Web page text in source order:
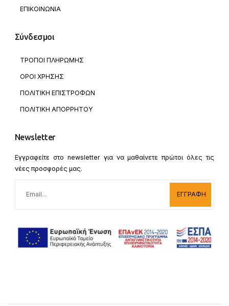
ΕΠΙΚΟΙΝΩΝΙΑ
Σύνδεσμοι
ΤΡΟΠΟΙ ΠΛΗΡΩΜΗΣ
ΟΡΟΙ ΧΡΗΣΗΣ
ΠΟΛΙΤΙΚΗ ΕΠΙΣΤΡΟΦΩΝ
ΠΟΛΙΤΙΚΗ ΑΠΟΡΡΗΤΟΥ
Newsletter
Εγγραφείτε στο newsletter για να μαθαίνετε πρώτοι όλες τις
νέες προσφορές μας.
ΕΓΓΡΑΦΗ